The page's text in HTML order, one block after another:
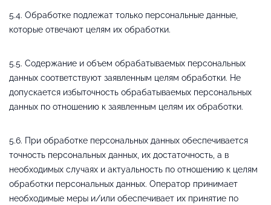
5.4. Обработке подлежат только персональные данные,
которые отвечают целям их обработки.
5.5. Содержание и объем обрабатываемых персональных
данных соответствуют заявленным целям обработки. Не
допускается избыточность обрабатываемых персональных
данных по отношению к заявленным целям их обработки.
5.6. При обработке персональных данных обеспечивается
точность персональных данных, их достаточность, а в
необходимых случаях и актуальность по отношению к целям
обработки персональных данных. Оператор принимает
необходимые меры и/или обеспечивает их принятие по